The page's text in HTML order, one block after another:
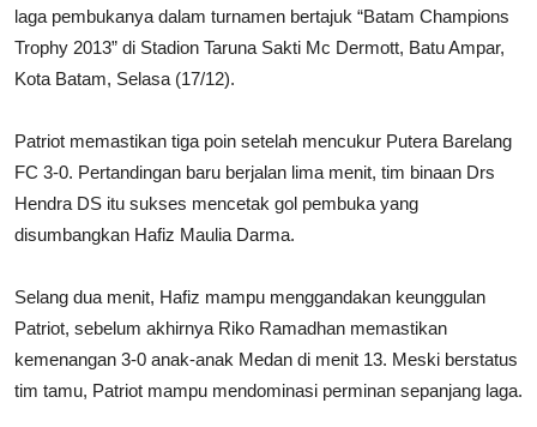
laga pembukanya dalam turnamen bertajuk “Batam Champions
Trophy 2013” di Stadion Taruna Sakti Mc Dermott, Batu Ampar,
Kota Batam, Selasa (17/12).
Patriot memastikan tiga poin setelah mencukur Putera Barelang
FC 3-0. Pertandingan baru berjalan lima menit, tim binaan Drs
Hendra DS itu sukses mencetak gol pembuka yang
disumbangkan Hafiz Maulia Darma.
Selang dua menit, Hafiz mampu menggandakan keunggulan
Patriot, sebelum akhirnya Riko Ramadhan memastikan
kemenangan 3-0 anak-anak Medan di menit 13. Meski berstatus
tim tamu, Patriot mampu mendominasi perminan sepanjang laga.